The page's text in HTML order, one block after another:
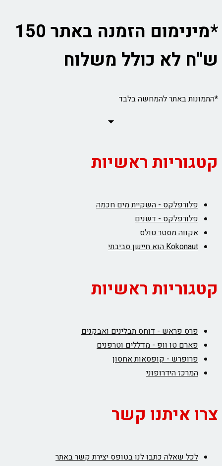
*מינימום הזמנה באתר 150
ש"ח לא כולל משלוח
*התמונות באתר להמחשה בלבד
קטגוריות ראשיות
פלורפלקס - השקיית מים חכמה
פלורפלקס - דשנים
אקווה מסטר טולס
Kokonaut הוא חיישן סביבתי
קטגוריות ראשיות
פרס פראש - דוחס תבלינים ואבקנים
פארם טו וופ - מדללים וטרפנים
פרופרש - קופסאות אחסון
המרכז הידרופוני
צרו איתנו קשר
לכל שאלה כתבו לנו בטופס יצירת קשר באתר